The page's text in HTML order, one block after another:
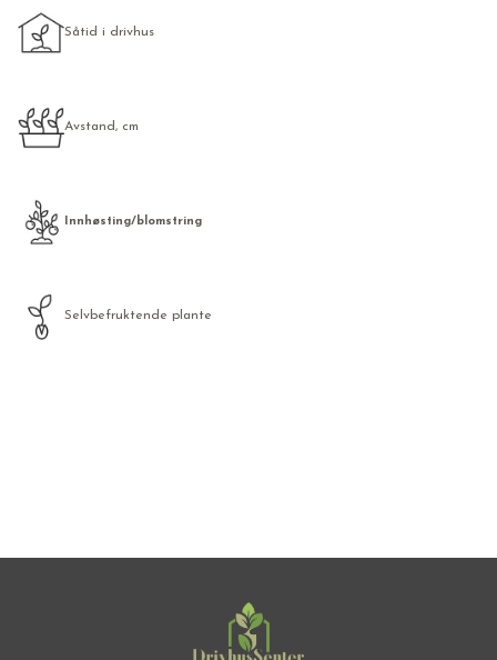
Såtid i drivhus
Avstand, cm
Innhøsting/blomstring
Selvbefruktende plante